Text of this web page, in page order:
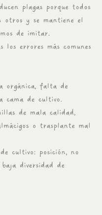
plagas porque todos
otros y se mantiene el
de imitar.
los errores más comunes
orgánica, falta de
cama de cultivo.
de mala calidad,
o trasplante mal
cultivo: posición, no
diversidad de